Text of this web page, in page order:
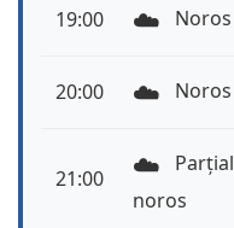
19:00 ☁️ Noros
20:00 ☁️ Noros
21:00 ☁️
Parțial
noros